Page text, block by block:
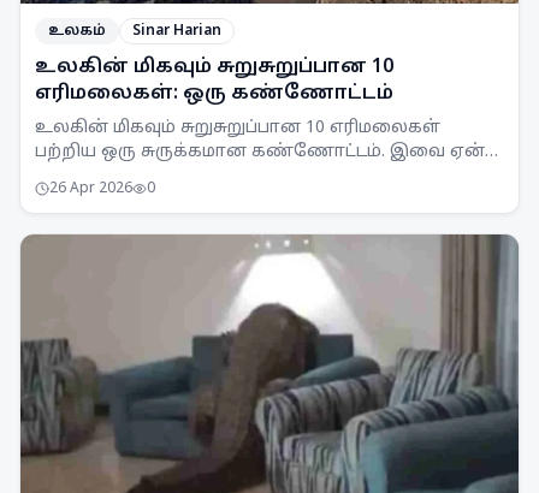
உலகம் Sinar Harian
உலகின் மிகவும் சுறுசுறுப்பான 10
எரிமலைகள்: ஒரு கண்ணோட்டம்
உலகின் மிகவும் சுறுசுறுப்பான 10 எரிமலைகள்
பற்றிய ஒரு சுருக்கமான கண்ணோட்டம். இவை ஏன்
26 Apr 2026 0